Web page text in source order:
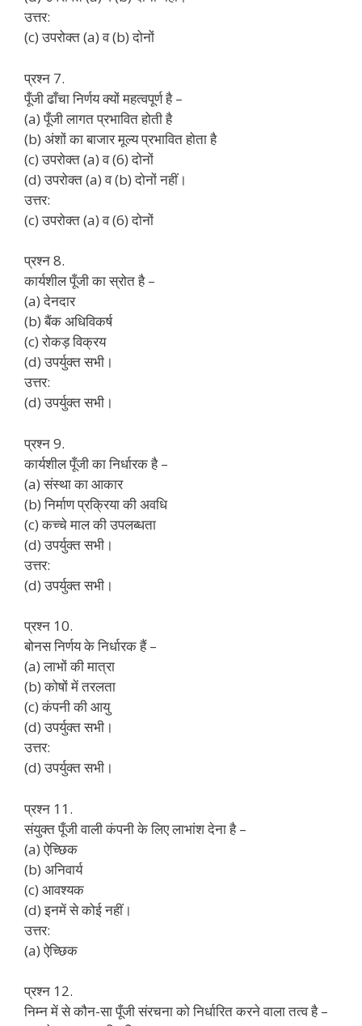
उत्तर:
(c) उपरोक्त (a) व (b) दोनों
प्रश्न 7.
पूँजी ढाँचा निर्णय क्यों महत्वपूर्ण है –
(a) पूँजी लागत प्रभावित होती है
(b) अंशों का बाजार मूल्य प्रभावित होता है
(c) उपरोक्त (a) व (6) दोनों
(d) उपरोक्त (a) व (b) दोनों नहीं।
उत्तर:
(c) उपरोक्त (a) व (6) दोनों
प्रश्न 8.
कार्यशील पूँजी का स्रोत है –
(a) देनदार
(b) बैंक अधिविकर्ष
(c) रोकड़ विक्रय
(d) उपर्युक्त सभी।
उत्तर:
(d) उपर्युक्त सभी।
प्रश्न 9.
कार्यशील पूँजी का निर्धारक है –
(a) संस्था का आकार
(b) निर्माण प्रक्रिया की अवधि
(c) कच्चे माल की उपलब्धता
(d) उपर्युक्त सभी।
उत्तर:
(d) उपर्युक्त सभी।
प्रश्न 10.
बोनस निर्णय के निर्धारक हैं –
(a) लाभों की मात्रा
(b) कोषों में तरलता
(c) कंपनी की आयु
(d) उपर्युक्त सभी।
उत्तर:
(d) उपर्युक्त सभी।
प्रश्न 11.
संयुक्त पूँजी वाली कंपनी के लिए लाभांश देना है –
(a) ऐच्छिक
(b) अनिवार्य
(c) आवश्यक
(d) इनमें से कोई नहीं।
उत्तर:
(a) ऐच्छिक
प्रश्न 12.
निम्न में से कौन-सा पूँजी संरचना को निर्धारित करने वाला तत्व है –